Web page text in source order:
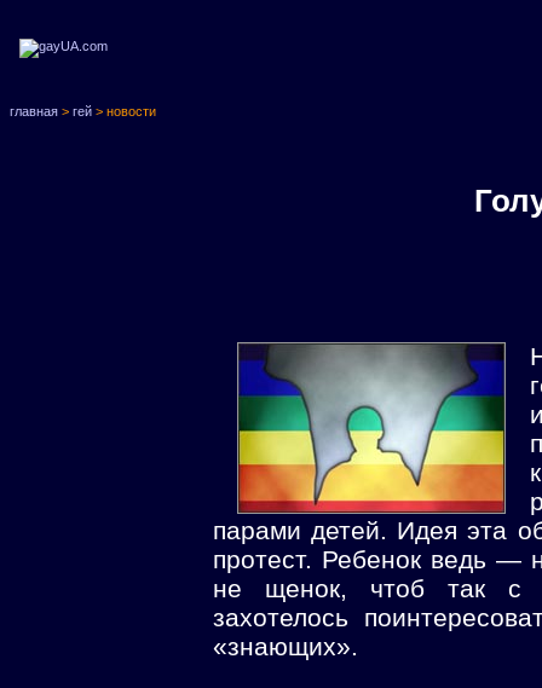
главная > гей > новости
парами детей. Идея эта
протест. Ребенок ведь —
не щенок, чтоб так с
захотелось
«знающих».